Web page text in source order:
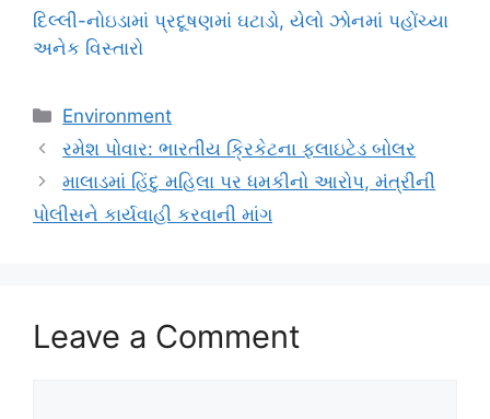
દિલ્લી-નોઇડામાં પ્રદૂષણમાં ઘટાડો, યેલો ઝોનમાં પહોંચ્યા
અનેક વિસ્તારો
Categories
Environment
રમેશ પોવાર: ભારતીય ક્રિકેટના ફલાઇટેડ બોલર
માલાડમાં હિંદુ મહિલા પર ધમકીનો આરોપ, મંત્રીની
પોલીસને કાર્યવાહી કરવાની માંગ
Leave a Comment